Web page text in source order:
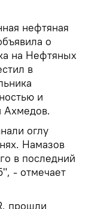
нефтяная
о
на Нефтяных
в
и
Ахмедов.
оглу
Намазов
в последний
- отмечает
прошли